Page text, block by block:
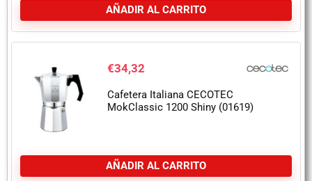
AÑADIR AL CARRITO
€34,32
Cafetera Italiana CECOTEC
MokClassic 1200 Shiny (01619)
AÑADIR AL CARRITO